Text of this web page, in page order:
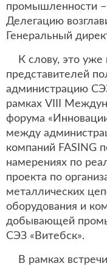
промышленности –
Делегацию
Генеральный
К слову, это
представителей
администрацию
рамках VIII
форума
между
компаний FASING
намерениях по
проекта по
металлических
оборудования и
добывающей
СЭЗ «Витебск».
В рамках